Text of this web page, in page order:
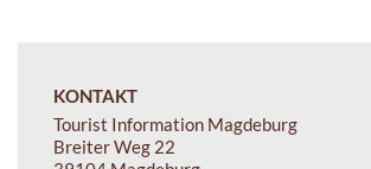
KONTAKT
Tourist Information Magdeburg
Breiter Weg 22